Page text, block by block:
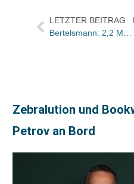
LETZTER BEITRAG
Zebralution und
Petrov an Bord